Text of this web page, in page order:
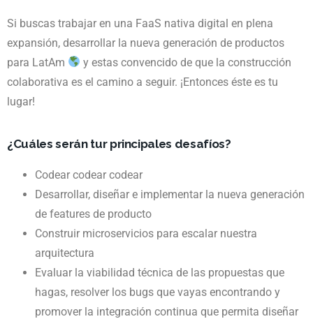
Si buscas trabajar en una FaaS nativa digital en plena
expansión, desarrollar la nueva generación de productos
para LatAm
y estas convencido de que la construcción
colaborativa es el camino a seguir. ¡Entonces éste es tu
lugar!
¿Cuáles serán tur principales desafíos?
Codear codear codear
Desarrollar, diseñar e implementar la nueva generación
de features de producto
Construir microservicios para escalar nuestra
arquitectura
Evaluar la viabilidad técnica de las propuestas que
hagas, resolver los bugs que vayas encontrando y
promover la integración continua que permita diseñar